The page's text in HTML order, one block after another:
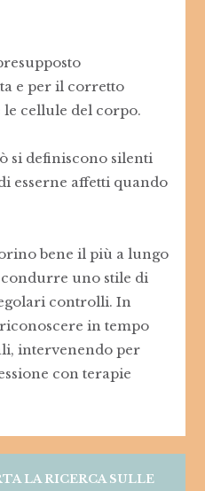
e per il corretto
cellule del corpo.
si definiscono silenti
esserne affetti quando
bene il più a lungo
uno stile di
controlli. In
in tempo
intervenendo per
con terapie
LA RICERCA SULLE